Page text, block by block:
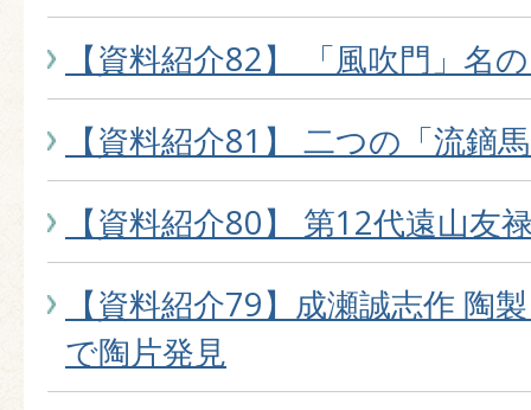
【資料紹介82】 「風吹門」名
【資料紹介81】 二つの「流鏑
【資料紹介80】 第12代遠山友
【資料紹介79】成瀬誠志作 陶
で陶片発見